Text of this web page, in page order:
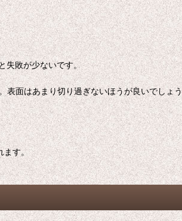
失敗が少ないです。
表面はあまり切り過ぎないほうが良いでしょ
ます。